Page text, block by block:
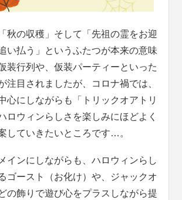
秋の収穫」そして「先祖の霊をお迎
い払う」というふたつが本来の意味
装行列や、仮装パーティーといった
注目されましたが、コロナ禍では、
心にしながらも「トリックオアトリ
ロウィンらしさを楽しみにほどよく
していきたいところです…。
インにしながらも、ハロウィンらし
ゴースト（お化け）や、ジャックオ
の飾りで遊び心をプラスしながら提